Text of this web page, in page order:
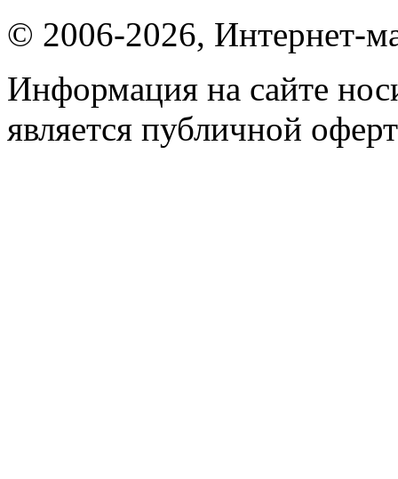
© 2006-2026, Интернет-
Информация на сайте
является публичной